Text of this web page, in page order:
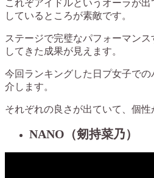
これぞアイドルというオーラが
しているところが素敵です。
ステージで完璧なパフォーマン
してきた成果が見えます。
今回ランキングした日プ女子で
介します。
それぞれの良さが出ていて、個性
NANO（剱持菜乃）